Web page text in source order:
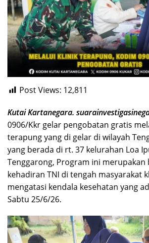
Post Views: 12,811
Kutai Kartanegara.
0906/Kkr gelar pengobatan gratis
terapung yang di gelar di wilayah
yang berada di rt. 37 kelurahan Loa
Tenggarong, Program ini merupakan
kehadiran TNI di tengah masyarakat
mengatasi kendala kesehatan yang
Sabtu 25/6/26.